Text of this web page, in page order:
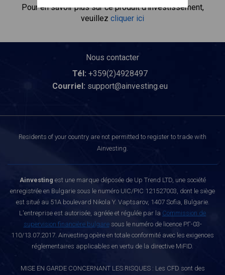
Pour en savoir plus sur ce produit d'investissement,
veuillez cliquer ici
Nous contacter
Tél: +359(2)4928497
Courriel: support@ainvesting.eu
Residents of your country are not permitted to register to trade with
Ainvesting.
Ainvesting est une marque déposée de Up Trend LTD, une société
enregistrée en Bulgarie sous le numéro UIC/PIC 121527003, dont le siège
est situé au 51A boulevard Nikola Y. Vaptsarov, 1407 Sofia, Bulgarie.
L'entreprise est autorisée, agréée et régulée par la Commission de
supervision financière bulgaresous le numéro de licence РГ-03-
110/13.07.2017. Ainvesting opère en totale conformité avec les exigences
réglementaires applicables en vertu de la directive MiFID.
MISE EN GARDE CONCERNANT LES RISQUES : Les CFD sont des